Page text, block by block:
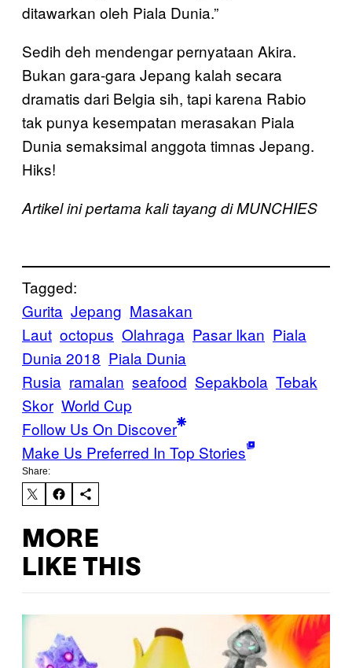
ditawarkan oleh Piala Dunia.”
Sedih deh mendengar pernyataan Akira.
Bukan gara-gara Jepang kalah secara
dramatis dari Belgia sih, tapi karena Rabio
tak punya kesempatan merasakan Piala
Dunia semaksimal anggota timnas Jepang.
Hiks!
Artikel ini pertama kali tayang di MUNCHIES
Tagged:
Gurita Jepang Masakan
Laut octopus Olahraga Pasar Ikan Piala
Dunia 2018 Piala Dunia
Rusia ramalan seafood Sepakbola Tebak
Skor World Cup
Follow Us On Discover
Make Us Preferred In Top Stories
Share:
MORE
LIKE THIS